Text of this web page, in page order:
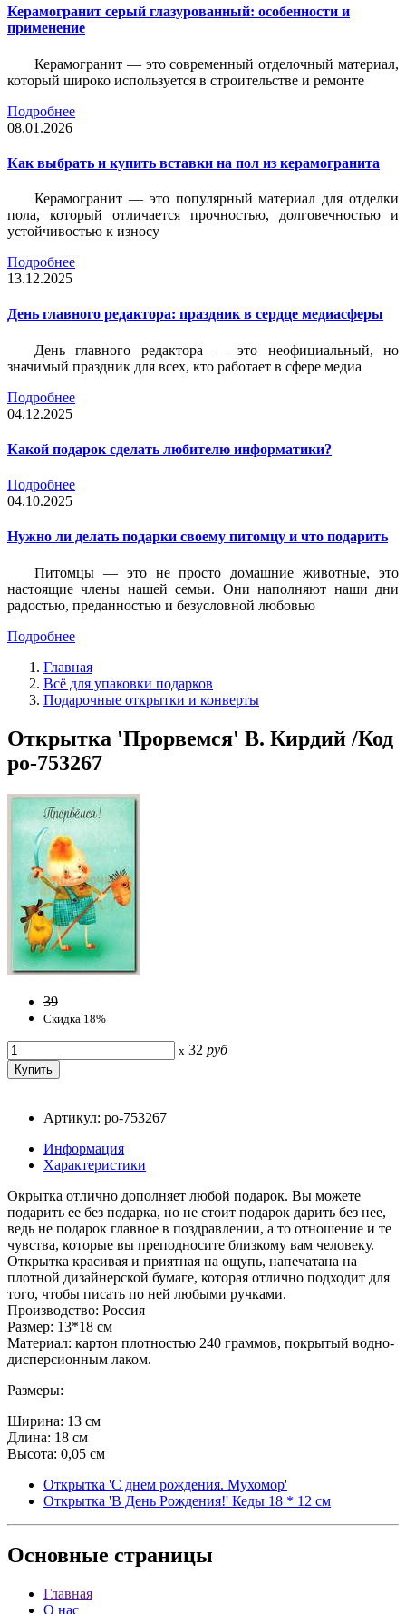
Керамогранит серый глазурованный: особенности и
применение
Керамогранит — это современный отделочный материал,
который широко используется в строительстве и ремонте
Подробнее
08.01.2026
Как выбрать и купить вставки на пол из керамогранита
Керамогранит — это популярный материал для отделки
пола, который отличается прочностью, долговечностью и
устойчивостью к износу
Подробнее
13.12.2025
День главного редактора: праздник в сердце медиасферы
День главного редактора — это неофициальный, но
значимый праздник для всех, кто работает в сфере медиа
Подробнее
04.12.2025
Какой подарок сделать любителю информатики?
Подробнее
04.10.2025
Нужно ли делать подарки своему питомцу и что подарить
Питомцы — это не просто домашние животные, это
настоящие члены нашей семьи. Они наполняют наши дни
радостью, преданностью и безусловной любовью
Подробнее
Главная
Всё для упаковки подарков
Подарочные открытки и конверты
Открытка 'Прорвемся' В. Кирдий /Код
po-753267
39
Скидка 18%
x 32 руб
Артикул: po-753267
Информация
Характеристики
Окрытка отлично дополняет любой подарок. Вы можете
подарить ее без подарка, но не стоит подарок дарить без нее,
ведь не подарок главное в поздравлении, а то отношение и те
чувства, которые вы преподносите близкому вам человеку.
Открытка красивая и приятная на ощупь, напечатана на
плотной дизайнерской бумаге, которая отлично подходит для
того, чтобы писать по ней любыми ручками.
Производство: Россия
Размер: 13*18 см
Материал: картон плотностью 240 граммов, покрытый водно-
дисперсионным лаком.
Размеры:
Ширина: 13 см
Длина: 18 см
Высота: 0,05 см
Открытка 'С днем рождения. Мухомор'
Открытка 'В День Рождения!' Кеды 18 * 12 см
Основные страницы
Главная
О нас